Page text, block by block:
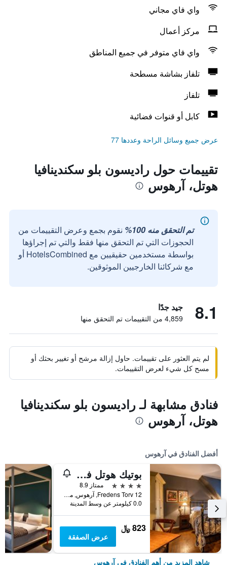
واي فاي مجاني
مركز أعمال
واي فاي متوفر في جميع المناطق
تلفاز بشاشة مسطحة
تلفاز
كابل أو قنوات فضائية
عرض جميع وسائل الراحة وعددها 77
تقييمات حول راديسون بلو سكندينافيا
هوتل، آرهوس
تم التحقق منه 100%
نقوم بجمع وعرض التقييمات من
الحجوزات التي تم التحقق منها فقط والتي تم إجراؤها
بواسطة مستخدمين حقيقيين مع HotelsCombined أو
مع شركائنا الخارجيين الموثوقين.
8.1 جيد جدًا
4,859 من التقييمات تم التحقق منها
لم يتم العثور على تقييمات. حاول إزالة مرشح أو تغيير بحثك أو
مسح كل شيء لعرض التقييمات.
فنادق مشابهة لـ راديسون بلو سكندينافيا
هوتل، آرهوس
أفضل الفنادق في آرهوس
بوتيك هوتل فيلا بروفينس
4 نجوم
ممتاز 8.9
Fredens Torv 12, آرهوس, مقاطعة جوتلاند الوسطى, الدانمارك
0.0 كيلومتر عن وسط المدينة
823 ﷼
عرض الصفقة
شاهد المزيد من أهم الفنادق في آرهوس